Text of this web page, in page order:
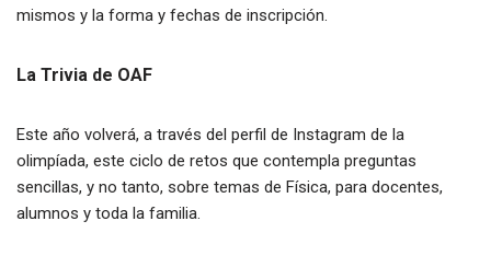
mismos y la forma y fechas de inscripción.
La Trivia de OAF
Este año volverá, a través del perfil de Instagram de la
olimpíada, este ciclo de retos que contempla preguntas
sencillas, y no tanto, sobre temas de Física, para docentes,
alumnos y toda la familia.